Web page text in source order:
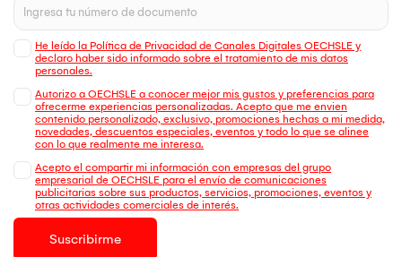
He leído la Política de Privacidad de Canales Digitales OECHSLE y
declaro haber sido informado sobre el tratamiento de mis datos
personales.
Autorizo a OECHSLE a conocer mejor mis gustos y preferencias para
ofrecerme experiencias personalizadas. Acepto que me envien
contenido personalizado, exclusivo, promociones hechas a mi medida,
novedades, descuentos especiales, eventos y todo lo que se alinee
con lo que realmente me interesa.
Acepto el compartir mi información con empresas del grupo
empresarial de OECHSLE para el envío de comunicaciones
publicitarias sobre sus productos, servicios, promociones, eventos y
otras actividades comerciales de interés.
Suscribirme